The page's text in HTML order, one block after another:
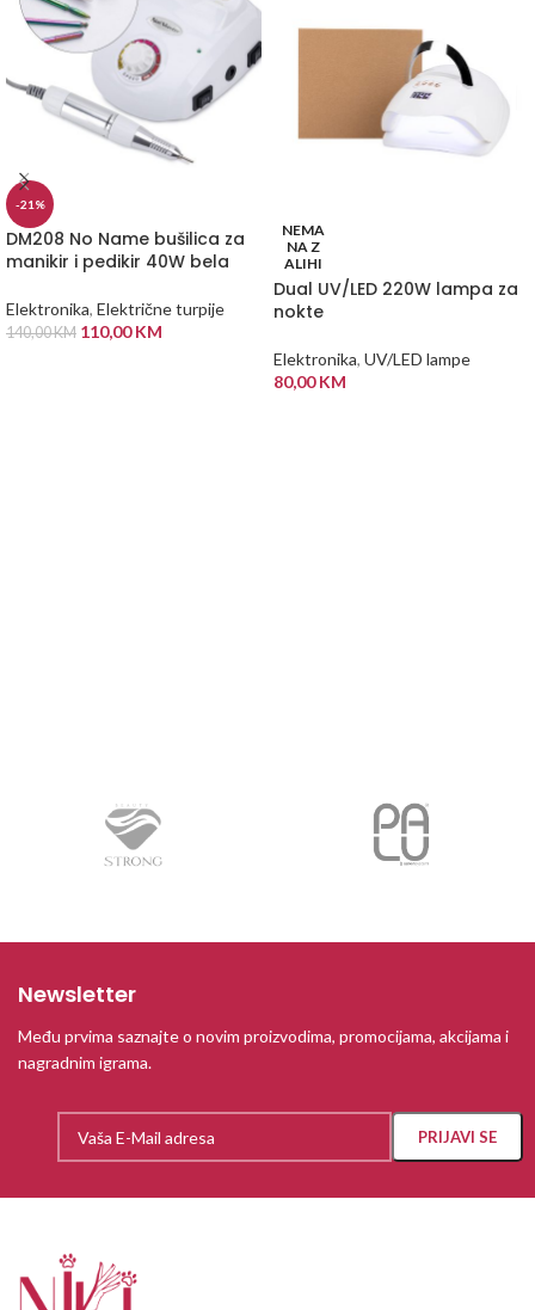
-21%
DM208 No Name bušilica za
manikir i pedikir 40W bela
Elektronika, Električne turpije
140,00KM 110,00KM
NEMA
NA Z
ALIHI
Dual UV/LED 220W lampa za
nokte
Elektronika, UV/LED lampe
80,00KM
Newsletter
Među prvima saznajte o novim proizvodima, promocijama, akcijama i
nagradnim igrama.